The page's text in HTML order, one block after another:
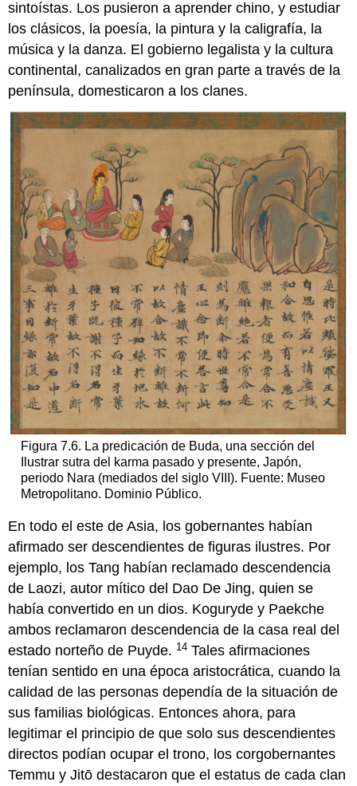
sintoístas. Los pusieron a aprender chino, y estudiar
los clásicos, la poesía, la pintura y la caligrafía, la
música y la danza. El gobierno legalista y la cultura
continental, canalizados en gran parte a través de la
península, domesticaron a los clanes.
Figura 7.6. La predicación de Buda, una sección del
Ilustrar sutra del karma pasado y presente, Japón,
periodo Nara (mediados del siglo VIII). Fuente: Museo
Metropolitano. Dominio Público.
En todo el este de Asia, los gobernantes habían
afirmado ser descendientes de figuras ilustres. Por
ejemplo, los Tang habían reclamado descendencia
de Laozi, autor mítico del Dao De Jing, quien se
había convertido en un dios. Koguryde y Paekche
ambos reclamaron descendencia de la casa real del
estado norteño de Puyde. 14 Tales afirmaciones
tenían sentido en una época aristocrática, cuando la
calidad de las personas dependía de la situación de
sus familias biológicas. Entonces ahora, para
legitimar el principio de que solo sus descendientes
directos podían ocupar el trono, los corgobernantes
Temmu y Jitō destacaron que el estatus de cada clan